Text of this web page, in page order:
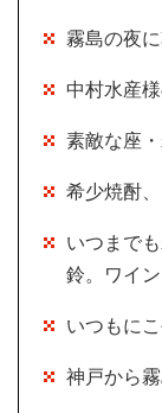
霧島の夜
中村水産
素敵な座
希少焼酎
いつまで
鈴。ワイン
いつもに
神戸から